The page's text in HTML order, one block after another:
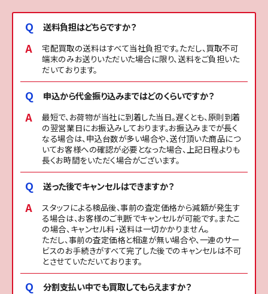
送料負担はどちらですか？
宅配買取の送料はすべて当社負担です。ただし、買取不可
端末のみお送りいただいた場合に限り、送料をご負担いた
だいております。
申込から代金振り込みまではどのくらいですか？
最短で、お荷物が当社に到着した当日。遅くとも、原則到着
の翌営業日にお振込みしております。お振込みまでが長く
なる場合は、申込台数が多い場合や、送付頂いた商品につ
いてお客様への確認が必要となった場合、上記日程よりも
長くお時間をいただく場合がございます。
送った後でキャンセルはできますか？
スタッフによる検品後、事前の査定価格から減額が発生す
る場合は、お客様のご判断でキャンセルが可能です。またこ
の場合、キャンセル料・送料は一切かかりません。
ただし、事前の査定価格と相違が無い場合や、一連のサー
ビスのお手続きがすべて完了した後でのキャンセルは不可
とさせていただいております。
分割支払い中でも買取してもらえますか？